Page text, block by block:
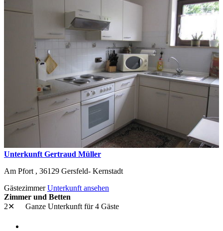
Unterkunft Gertraud Müller
Am Pfort , 36129 Gersfeld- Kernstadt
GästezimmerUnterkunft ansehen
Zimmer und Betten
2✕
Ganze Unterkunft für 4 Gäste